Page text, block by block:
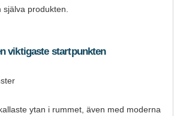
produkten.
viktigaste startpunkten
ytan i rummet, även med moderna